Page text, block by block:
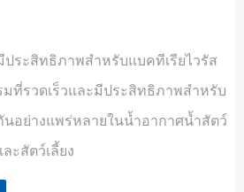
ระสิทธิภาพสำหรับแบคทีเรียไวรัส
ที่รวดเร็วและมีประสิทธิภาพสำหรับ
อย่างแพร่หลายในน้ำอากาศน้ำสัตว์
ะสัตว์เลี้ยง